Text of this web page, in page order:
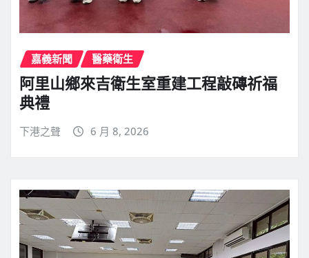
嘉義新聞 醫藥衛生
阿里山鄉來吉衛生室重建工程敲磚祈福
典禮
下港之聲 6 月 8, 2026